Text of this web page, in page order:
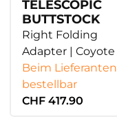
TELESCOPIC
BUTTSTOCK
Right Folding
Adapter | Coyote
Beim Lieferanten
bestellbar
CHF 417.90